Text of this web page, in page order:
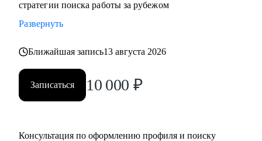
адаптация резюме под конкретную позицию, принципы
работы с джоб бордами, понимание уровня зарплат.
компанией (включая обсуждение зарплаты).
Кому могу помочь:
• Всем специалистам в сфере ИТ и маркетинга, кто хочет
• Руководителям и тем, кто хочет дорасти до
стратегии поиска работы за рубежом
Развернуть
Ближайшая запись13 августа 2026
Записаться 10 000 ₽
Консультация по оформлению профиля и поиску